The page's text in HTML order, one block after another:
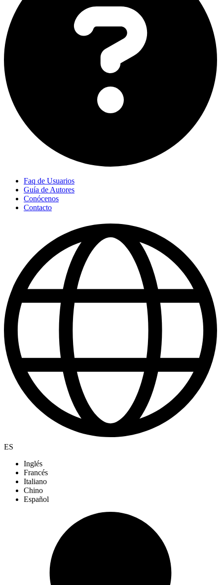
Faq de Usuarios
Guía de Autores
Conócenos
Contacto
ES
Inglés
Francés
Italiano
Chino
Español